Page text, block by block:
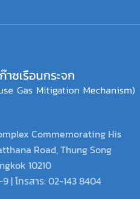
Commemorating His
Road, Thung Song
10210
| โทรสาร: 02-143 8404